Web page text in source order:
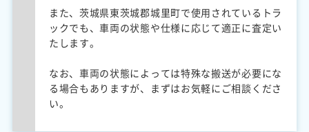
また、茨城県東茨城郡城里町で使用されているトラ
ックでも、車両の状態や仕様に応じて適正に査定い
たします。
なお、車両の状態によっては特殊な搬送が必要にな
る場合もありますが、まずはお気軽にご相談くださ
い。